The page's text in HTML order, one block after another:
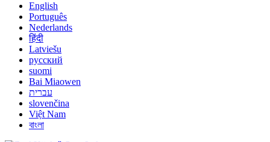
English
Português
Nederlands
हिंदी
Latviešu
русский
suomi
Bai Miaowen
עברית
slovenčina
Việt Nam
বাংলা